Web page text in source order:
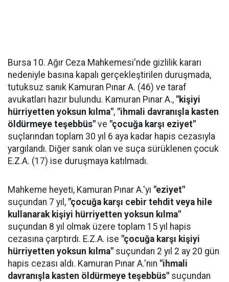
Bursa 10. Ağır Ceza Mahkemesi'nde gizlilik kararı
nedeniyle basına kapalı gerçekleştirilen duruşmada,
tutuksuz sanık Kamuran Pınar A. (46) ve taraf
avukatları hazır bulundu. Kamuran Pınar A., "kişiyi
hürriyetten yoksun kılma", "ihmali davranışla kasten
öldürmeye teşebbüs" ve "çocuğa karşı eziyet"
suçlarından toplam 30 yıl 6 aya kadar hapis cezasıyla
yargılandı. Diğer sanık olan ve suça sürüklenen çocuk
E.Z.A. (17) ise duruşmaya katılmadı.
Mahkeme heyeti, Kamuran Pınar A.'yı "eziyet"
suçundan 7 yıl, "çocuğa karşı cebir tehdit veya hile
kullanarak kişiyi hürriyetten yoksun kılma"
suçundan 8 yıl olmak üzere toplam 15 yıl hapis
cezasına çarptırdı. E.Z.A. ise "çocuğa karşı kişiyi
hürriyetten yoksun kılma" suçundan 2 yıl 2 ay 20 gün
hapis cezası aldı. Kamuran Pınar A.'nın "ihmali
davranışla kasten öldürmeye teşebbüs" suçundan